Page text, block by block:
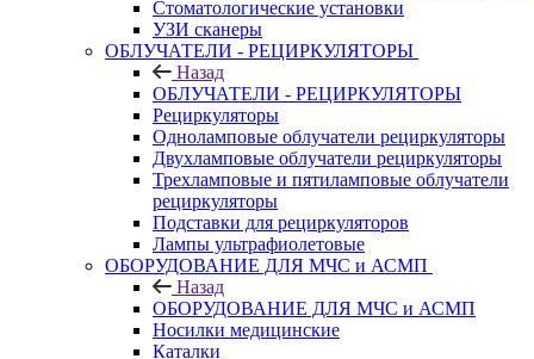
Стоматологические установки
УЗИ сканеры
ОБЛУЧАТЕЛИ - РЕЦИРКУЛЯТОРЫ
Назад
ОБЛУЧАТЕЛИ - РЕЦИРКУЛЯТОРЫ
Рециркуляторы
Одноламповые облучатели рециркуляторы
Двухламповые облучатели рециркуляторы
Трехламповые и пятиламповые облучатели
рециркуляторы
Подставки для рециркуляторов
Лампы ультрафиолетовые
ОБОРУДОВАНИЕ ДЛЯ МЧС и АСМП
Назад
ОБОРУДОВАНИЕ ДЛЯ МЧС и АСМП
Носилки медицинские
Каталки